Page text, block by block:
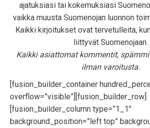
ajatuksiasi tai kokemuksiasi
vaikka muusta Suomenojan luonnon
Kaikki kirjoitukset ovat tervetulleita,
liittyvät Suomenojaan.
Kaikki asiattomat kommentit,
ilman varoitusta.
[fusion_builder_container
overflow=”visible”][fusion_builder_row]
[fusion_builder_column type=”1_1″
background_position=”left top”